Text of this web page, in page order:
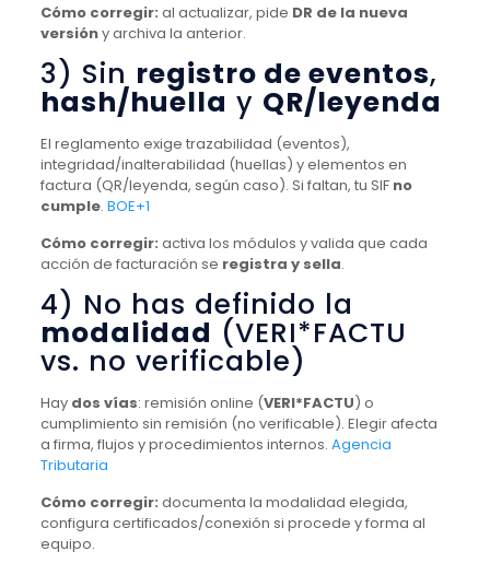
Cómo corregir: al actualizar, pide DR de la nueva
versióny archiva la anterior.
3) Sin registro de eventos,
hash/huella y QR/leyenda
El reglamento exige trazabilidad (eventos),
integridad/inalterabilidad (huellas) y elementos en
factura (QR/leyenda, según caso). Si faltan, tu SIF no
cumple. BOE+1
Cómo corregir: activa los módulos y valida que cada
acción de facturación se registra y sella.
4) No has definido la
modalidad (VERI*FACTU
vs. no verificable)
Hay dos vías: remisión online (VERI*FACTU) o
cumplimiento sin remisión (no verificable). Elegir afecta
a firma, flujos y procedimientos internos. Agencia
Tributaria
Cómo corregir: documenta la modalidad elegida,
configura certificados/conexión si procede y forma al
equipo.